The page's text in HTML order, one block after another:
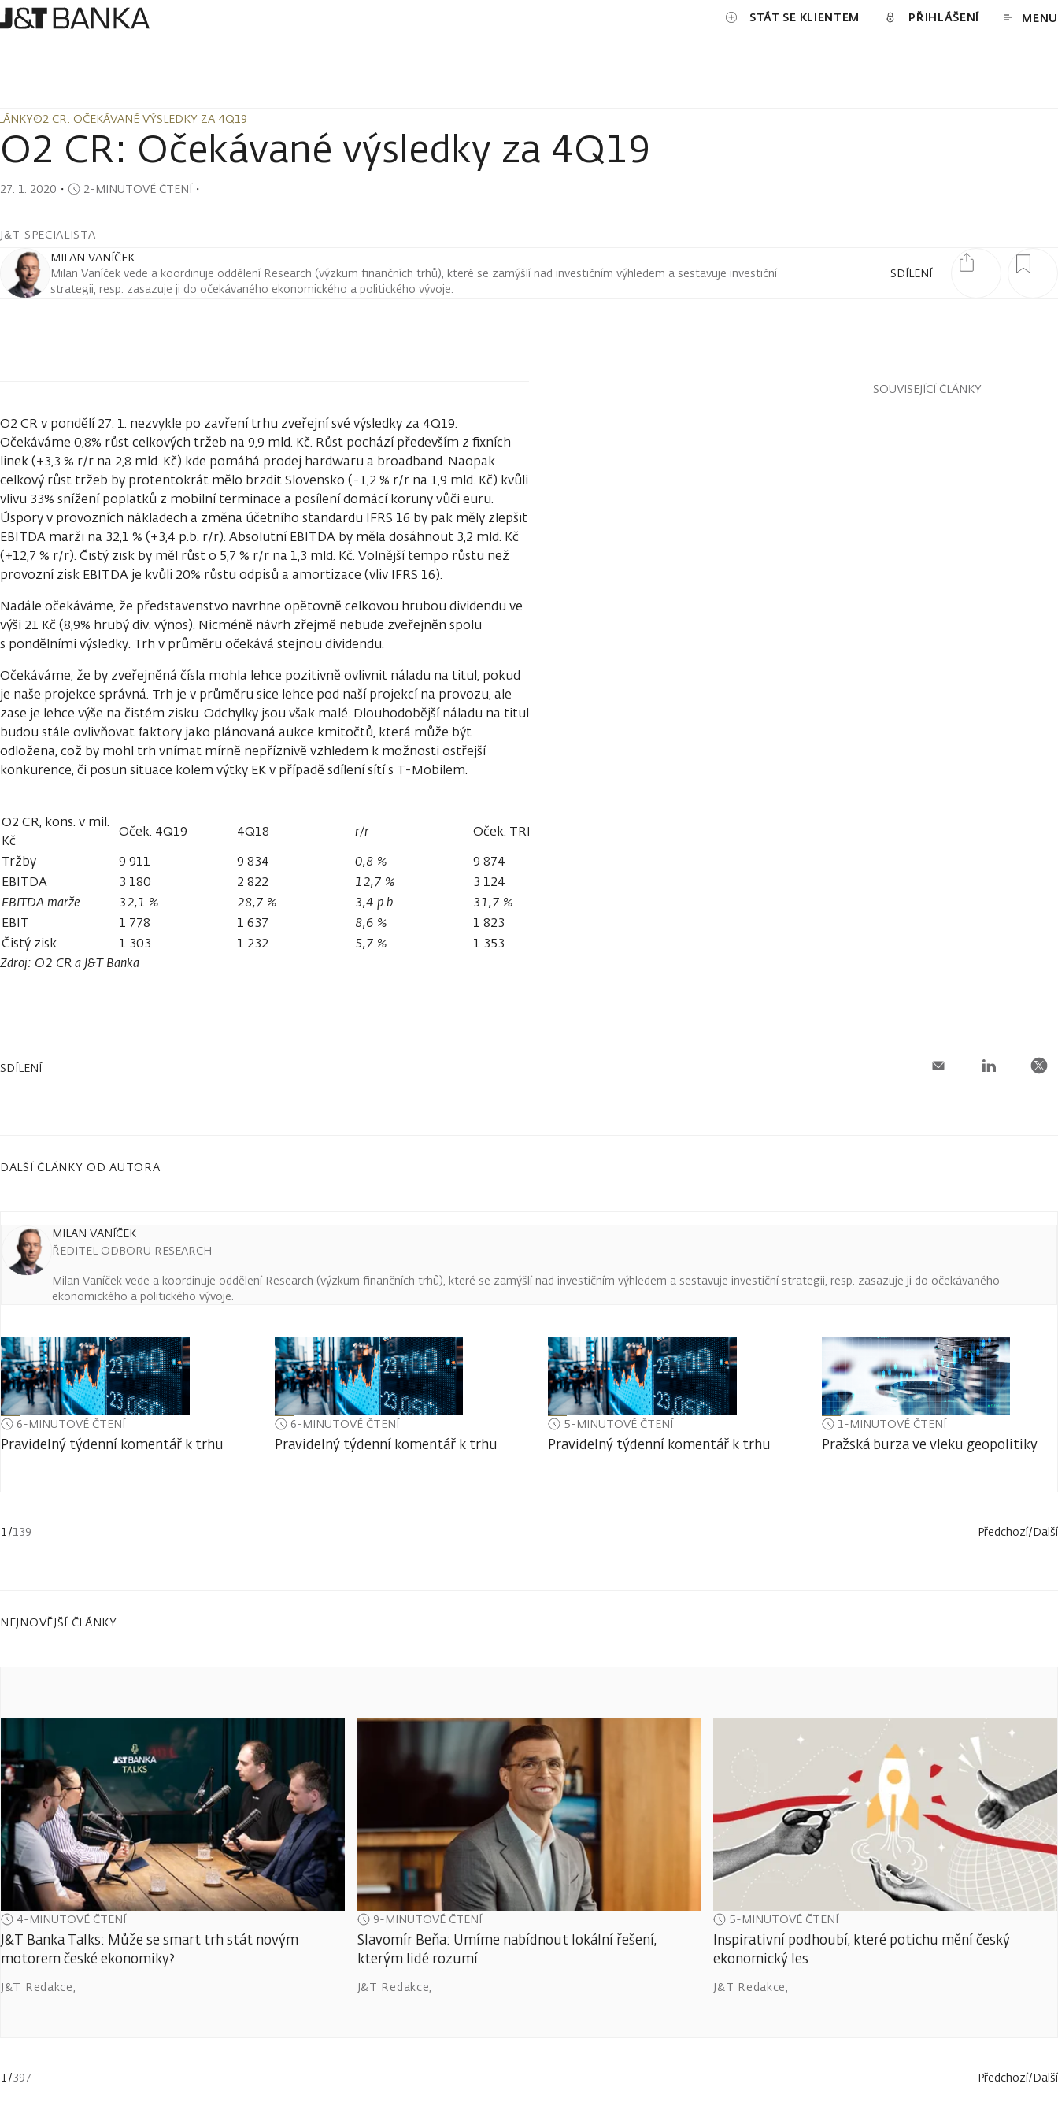
STÁT SE KLIENTEM PŘIHLÁŠENÍ MENU
O2 CR: OČEKÁVANÉ VÝSLEDKY ZA 4Q19
O2 CR: OČEKÁVANÉ VÝSLEDKY ZA 4Q19
O2 CR: Očekávané výsledky za 4Q19
27. 1. 2020 ・ 2-MINUTOVÉ ČTENÍ・
J&T SPECIALISTA
SDÍLENÍ
MILAN VANÍČEK
Milan Vaníček vede a koordinuje oddělení Research (výzkum finančních trhů), které se zamýšlí nad investičním výhledem a sestavuje investiční
strategii, resp. zasazuje ji do očekávaného ekonomického a politického vývoje.
O2 CR v pondělí 27. 1. nezvykle po zavření trhu zveřejní své výsledky za 4Q19.
Očekáváme 0,8% růst celkových tržeb na 9,9 mld. Kč. Růst pochází především z fixních
linek (+3,3 % r/r na 2,8 mld. Kč) kde pomáhá prodej hardwaru a broadband. Naopak
celkový růst tržeb by protentokrát mělo brzdit Slovensko (-1,2 % r/r na 1,9 mld. Kč) kvůli
vlivu 33% snížení poplatků z mobilní terminace a posílení domácí koruny vůči euru.
Úspory v provozních nákladech a změna účetního standardu IFRS 16 by pak měly zlepšit
EBITDA marži na 32,1 % (+3,4 p.b. r/r). Absolutní EBITDA by měla dosáhnout 3,2 mld. Kč
(+12,7 % r/r). Čistý zisk by měl růst o 5,7 % r/r na 1,3 mld. Kč. Volnější tempo růstu než
provozní zisk EBITDA je kvůli 20% růstu odpisů a amortizace (vliv IFRS 16).
Nadále očekáváme, že představenstvo navrhne opětovně celkovou hrubou dividendu ve
výši 21 Kč (8,9% hrubý div. výnos). Nicméně návrh zřejmě nebude zveřejněn spolu
s pondělními výsledky. Trh v průměru očekává stejnou dividendu.
Očekáváme, že by zveřejněná čísla mohla lehce pozitivně ovlivnit náladu na titul, pokud
je naše projekce správná. Trh je v průměru sice lehce pod naší projekcí na provozu, ale
zase je lehce výše na čistém zisku. Odchylky jsou však malé. Dlouhodobější náladu na titul
budou stále ovlivňovat faktory jako plánovaná aukce kmitočtů, která může být
odložena, což by mohl trh vnímat mírně nepříznivě vzhledem k možnosti ostřejší
konkurence, či posun situace kolem výtky EK v případě sdílení sítí s T-Mobilem.
O2 CR, kons. v mil.
Kč
Oček. 4Q19 4Q18 r/r
Oček. TRH
Tržby
9 911 9 834 0,8 %
9 874
EBITDA
3 180 2 822 12,7 %
3 124
EBITDA marže
32,1 % 28,7 % 3,4 p.b.
31,7 %
EBIT
1 778 1 637 8,6 %
1 823
Čistý zisk
1 303 1 232 5,7 %
1 353
Zdroj: O2 CR a J&T Banka
SOUVISEJÍCÍ ČLÁNKY
SDÍLENÍ
DALŠÍ ČLÁNKY OD AUTORA
MILAN VANÍČEK
ŘEDITEL ODBORU RESEARCH
Milan Vaníček vede a koordinuje oddělení Research (výzkum finančních trhů), které se zamýšlí nad investičním výhledem a sestavuje investiční strategii, resp. zasazuje ji do očekávaného
ekonomického a politického vývoje.
6-MINUTOVÉ ČTENÍ
Pravidelný týdenní komentář k trhu
6-MINUTOVÉ ČTENÍ
Pravidelný týdenní komentář k trhu
5-MINUTOVÉ ČTENÍ
Pravidelný týdenní komentář k trhu
1-MINUTOVÉ ČTENÍ
Pražská burza ve vleku geopolitiky
1 /139 Předchozí/Další
NEJNOVĚJŠÍ ČLÁNKY
4-MINUTOVÉ ČTENÍ
J&T Banka Talks: Může se smart trh stát novým
motorem české ekonomiky?
J&T Redakce,
9-MINUTOVÉ ČTENÍ
Slavomír Beňa: Umíme nabídnout lokální řešení,
kterým lidé rozumí
J&T Redakce,
5-MINUTOVÉ ČTENÍ
Inspirativní podhoubí, které potichu mění český
ekonomický les
J&T Redakce,
1/397 Předchozí/Další